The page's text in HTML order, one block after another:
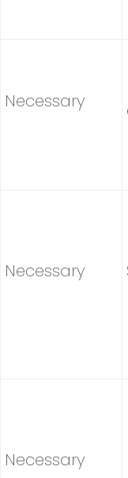
Necessary
Necessary
Necessary